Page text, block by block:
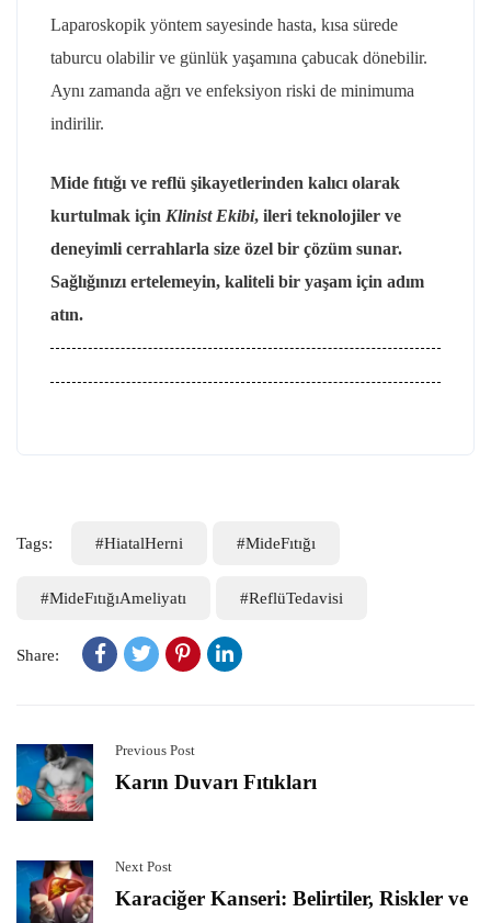
Laparoskopik yöntem sayesinde hasta, kısa sürede
taburcu olabilir ve günlük yaşamına çabucak dönebilir.
Aynı zamanda ağrı ve enfeksiyon riski de minimuma
indirilir.
Mide fıtığı ve reflü şikayetlerinden kalıcı olarak
kurtulmak için Klinist Ekibi, ileri teknolojiler ve
deneyimli cerrahlarla size özel bir çözüm sunar.
Sağlığınızı ertelemeyin, kaliteli bir yaşam için adım
atın.
Tags: #HiatalHerni #MideFıtığı
#MideFıtığıAmeliyatı #ReflüTedavisi
Share:
Previous Post
Karın Duvarı Fıtıkları
Next Post
Karaciğer Kanseri: Belirtiler, Riskler ve